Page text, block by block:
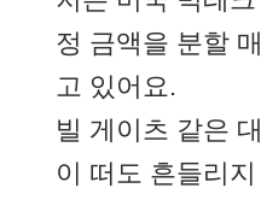
정 금액을 분할
고 있어요.
빌 게이츠 같은
이 떠도 흔들리